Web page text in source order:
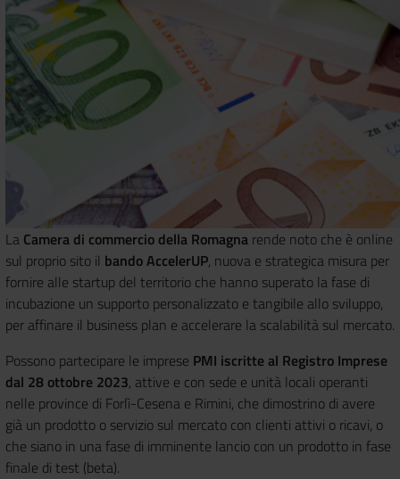
La Camera di commercio della Romagna rende noto che è online
sul proprio sito il bando AccelerUP, nuova e strategica misura per
fornire alle startup del territorio che hanno superato la fase di
incubazione un supporto personalizzato e tangibile allo sviluppo,
per affinare il business plan e accelerare la scalabilità sul mercato.
Possono partecipare le imprese PMI iscritte al Registro Imprese
dal 28 ottobre 2023, attive e con sede e unità locali operanti
nelle province di Forlì-Cesena e Rimini, che dimostrino di avere
già un prodotto o servizio sul mercato con clienti attivi o ricavi, o
che siano in una fase di imminente lancio con un prodotto in fase
finale di test (beta).